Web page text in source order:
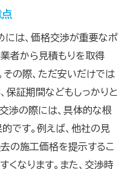
は、価格交渉が重要なポ
業者から見積もりを取得
その際、ただ安いだけでは
保証期間などもしっかりと
渉の際には、具体的な根
です。例えば、他社の見
の施工価格を提示するこ
くなります。また、交渉時